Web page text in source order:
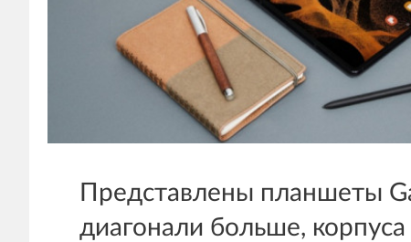
Представлены планшеты
диагонали больше,